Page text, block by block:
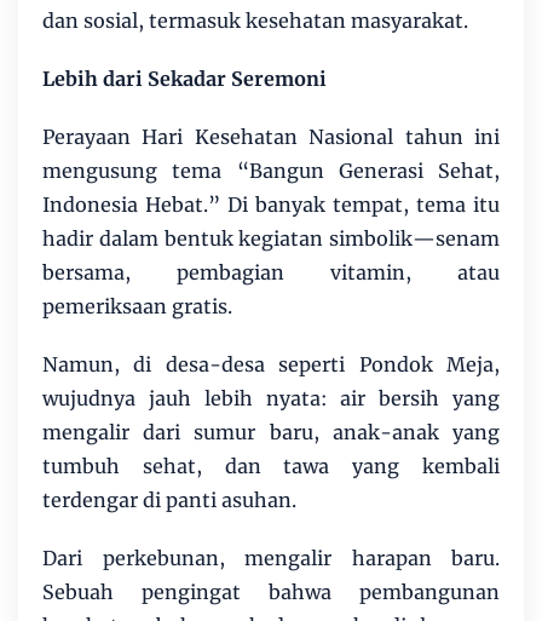
dan sosial, termasuk kesehatan masyarakat.
Lebih dari Sekadar Seremoni
Perayaan Hari Kesehatan Nasional tahun ini
mengusung tema “Bangun Generasi Sehat,
Indonesia Hebat.” Di banyak tempat, tema itu
hadir dalam bentuk kegiatan simbolik—senam
bersama, pembagian vitamin, atau
pemeriksaan gratis.
Namun, di desa-desa seperti Pondok Meja,
wujudnya jauh lebih nyata: air bersih yang
mengalir dari sumur baru, anak-anak yang
tumbuh sehat, dan tawa yang kembali
terdengar di panti asuhan.
Dari perkebunan, mengalir harapan baru.
Sebuah pengingat bahwa pembangunan